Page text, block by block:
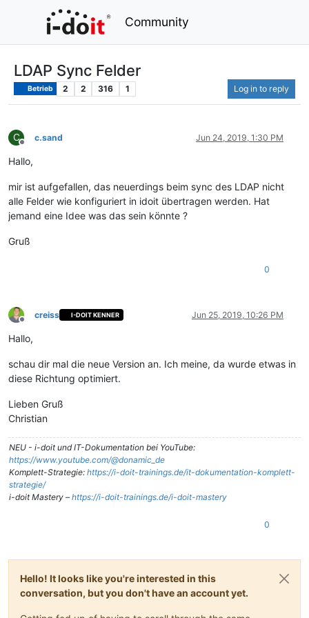
Community
LDAP Sync Felder
Betrieb 2 2 316 1 Log in to reply
C
Offline
c.sand Jun 24, 2019, 1:30 PM
Hallo,
mir ist aufgefallen, das neuerdings beim sync des LDAP nicht
alle Felder wie konfiguriert in idoit übertragen werden. Hat
jemand eine Idee was das sein könnte ?
Gruß
0
Offline
creiss I-DOIT KENNER Jun 25, 2019, 10:26 PM
Hallo,
schau dir mal die neue Version an. Ich meine, da wurde etwas in
diese Richtung optimiert.
Lieben Gruß
Christian
NEU - i-doit und IT-Dokumentation bei YouTube:
https://www.youtube.com/@donamic_de
Komplett-Strategie: https://i-doit-trainings.de/it-dokumentation-komplett-
strategie/
i-doit Mastery – https://i-doit-trainings.de/i-doit-mastery
0
Hello! It looks like you're interested in this
conversation, but you don't have an account yet.